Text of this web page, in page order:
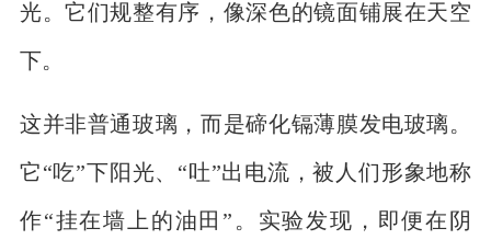
光。它们规整有序，像深色的镜面铺展在天空
下。
这并非普通玻璃，而是碲化镉薄膜发电玻璃。
它“吃”下阳光、“吐”出电流，被人们形象地称
作“挂在墙上的油田”。实验发现，即便在阴